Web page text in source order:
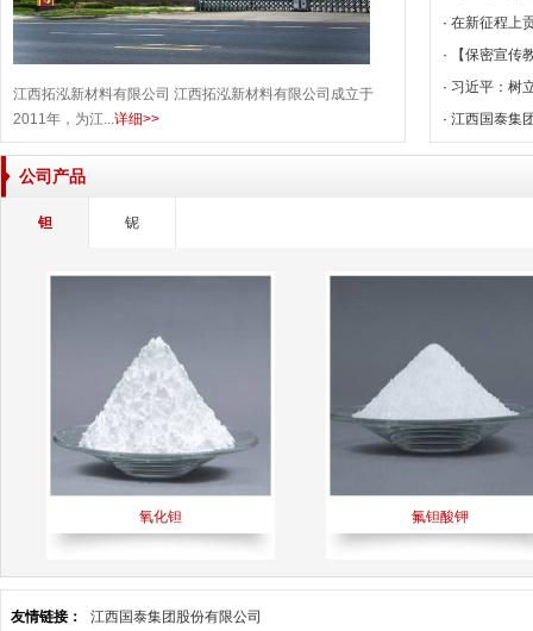
江西拓泓新材料有限公司 江西拓泓新材料有限公司成立于
2011年，为江...详细>>
· 在新征程上
·
【保密宣传
· 习近平：树
· 江西国泰集
公司产品
钽 铌
氧化钽 氟钽酸钾
友情链接： 江西国泰集团股份有限公司